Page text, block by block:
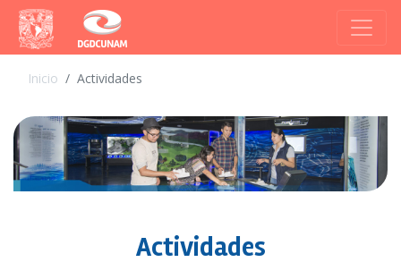
Inicio Actividades
Actividades